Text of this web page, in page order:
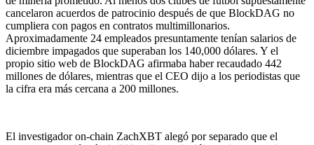
cancelaron acuerdos de patrocinio después de que BlockDAG no
cumpliera con pagos en contratos multimillonarios.
Aproximadamente 24 empleados presuntamente tenían salarios de
diciembre impagados que superaban los 140,000 dólares. Y el
propio sitio web de BlockDAG afirmaba haber recaudado 442
millones de dólares, mientras que el CEO dijo a los periodistas que
la cifra era más cercana a 200 millones.
El investigador on-chain ZachXBT alegó por separado que el